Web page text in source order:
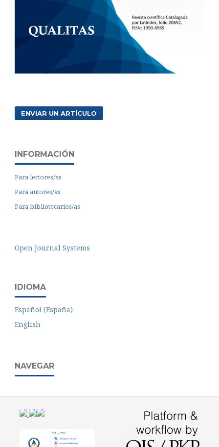
ENVIAR UN ARTÍCULO
INFORMACIÓN
Para lectores/as
Para autores/as
Para bibliotecarios/as
Open Journal Systems
IDIOMA
Español (España)
English
NAVEGAR